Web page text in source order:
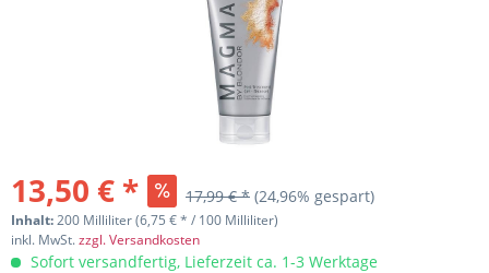
13,50 € * 17,99 € * (24,96% gespart)
Inhalt:200 Milliliter (6,75 € * / 100 Milliliter)
inkl. MwSt.zzgl. Versandkosten
Sofort versandfertig, Lieferzeit ca. 1-3 Werktage